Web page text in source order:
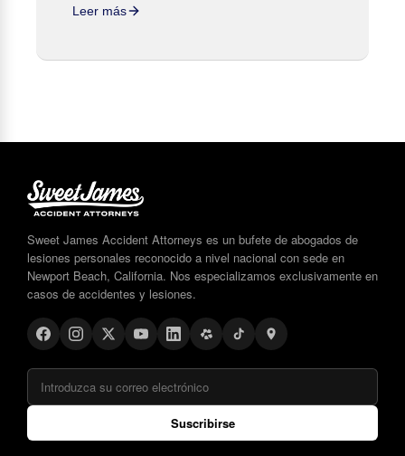
Leer más
Sweet James Accident Attorneys es un bufete de abogados de
lesiones personales reconocido a nivel nacional con sede en
Newport Beach, California. Nos especializamos exclusivamente en
casos de accidentes y lesiones.
Suscribirse